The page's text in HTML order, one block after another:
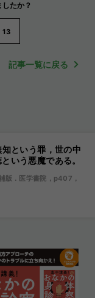
たか？
13
記事一覧に戻る
という罪，世の中
いう悪魔である。
版．医学書院，p407，